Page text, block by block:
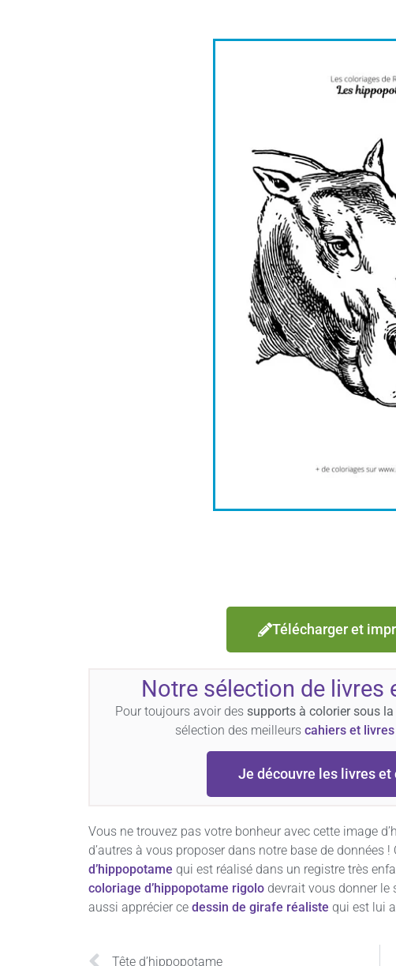
Télécharger et
Notre sélection de livres
Pour toujours avoir des supports à colorier sous
sélection des meilleurscahiers et
Je découvre les livres
Vous ne trouvez pas votre bonheur avec cette image
d’autres à vous proposer dans notre base de données
d’hippopotame qui est réalisé dans un registre très
coloriage d’hippopotame rigolo devrait vous donner le
aussi apprécier ce dessin de girafe réaliste qui est lui
Tête d’hippopotame